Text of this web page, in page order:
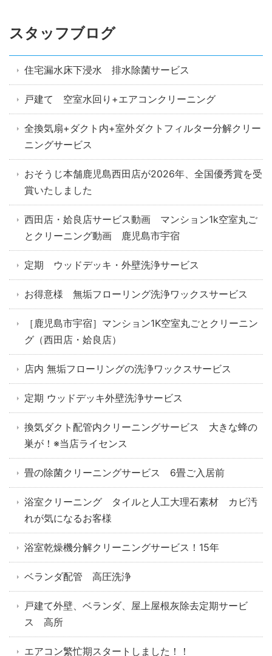
スタッフブログ
住宅漏水床下浸水 排水除菌サービス
戸建て 空室水回り+エアコンクリーニング
全換気扇+ダクト内+室外ダクトフィルター分解クリー
ニングサービス
おそうじ本舗鹿児島西田店が2026年、全国優秀賞を受
賞いたしました
西田店・姶良店サービス動画 マンション1k空室丸ご
とクリーニング動画 鹿児島市宇宿
定期 ウッドデッキ・外壁洗浄サービス
お得意様 無垢フローリング洗浄ワックスサービス
［鹿児島市宇宿］マンション1K空室丸ごとクリーニン
グ（西田店・姶良店）
店内 無垢フローリングの洗浄ワックスサービス
定期 ウッドデッキ外壁洗浄サービス
換気ダクト配管内クリーニングサービス 大きな蜂の
巣が！※当店ライセンス
畳の除菌クリーニングサービス 6畳ご入居前
浴室クリーニング タイルと人工大理石素材 カビ汚
れが気になるお客様
浴室乾燥機分解クリーニングサービス！15年
ベランダ配管 高圧洗浄
戸建て外壁、ベランダ、屋上屋根灰除去定期サービ
ス 高所
エアコン繁忙期スタートしました！！